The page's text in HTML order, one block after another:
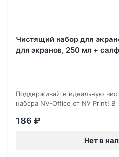
Чистящий набор для
для экранов, 250 мл +
Поддерживайте идеальную
набора NV-Office от NV Print! В
186 ₽
Нет в